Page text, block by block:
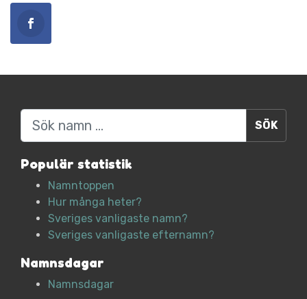
Sök
Populär statistik
Namntoppen
Hur många heter?
Sveriges vanligaste namn?
Sveriges vanligaste efternamn?
Namnsdagar
Namnsdagar